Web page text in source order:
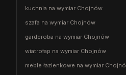
kuchnia na wymiar Chojnów
szafa na wymiar Chojnów
garderoba na wymiar Chojnów
wiatrołap na wymiar Chojnów
meble łazienkowe na wymiar